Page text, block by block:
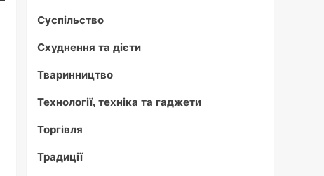
Суспільство
Схуднення та дієти
Тваринництво
Технології, техніка та гаджети
Торгівля
Традиції